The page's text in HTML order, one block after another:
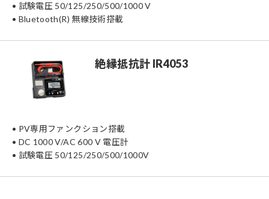
• 試験電圧 50/125/250/500/1000 V
• Bluetooth(R) 無線技術搭載
絶縁抵抗計 IR4053
• PV専用ファンクション搭載
• DC 1000 V/AC 600 V 電圧計
• 試験電圧 50/125/250/500/1000V